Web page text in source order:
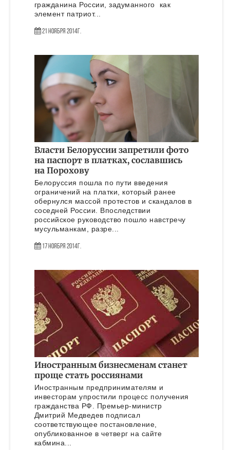
гражданина России, задуманного как
элемент патриот...
21 Ноября 2014г.
Власти Белоруссии запретили фото
на паспорт в платках, сославшись
на Порохову
Белоруссия пошла по пути введения
ограничений на платки, который ранее
обернулся массой протестов и скандалов в
соседней России. Впоследствии
российское руководство пошло навстречу
мусульманкам, разре...
17 Ноября 2014г.
Иностранным бизнесменам станет
проще стать россиянами
Иностранным предпринимателям и
инвесторам упростили процесс получения
гражданства РФ. Премьер-министр
Дмитрий Медведев подписал
соответствующее постановление,
опубликованное в четверг на сайте
кабмина...